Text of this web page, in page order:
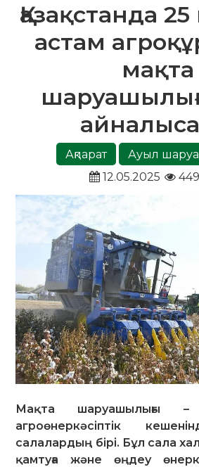
Қазақстанда
астам
мақта
Ақпарат
Ауыл
12.05.2025
449
Мақта шаруашылығы –
агроөнеркәсіптік
салалардың бірі. Бұл сала
қамтуға және өңдеу